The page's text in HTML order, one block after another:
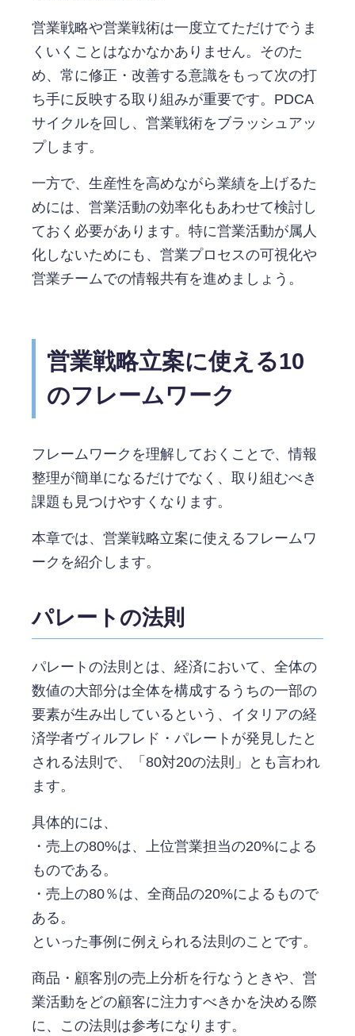
営業戦略や営業戦術は一度立てただけでうま
くいくことはなかなかありません。そのた
め、常に修正・改善する意識をもって次の打
ち手に反映する取り組みが重要です。PDCA
サイクルを回し、営業戦術をブラッシュアッ
プします。
一方で、生産性を高めながら業績を上げるた
めには、営業活動の効率化もあわせて検討し
ておく必要があります。特に営業活動が属人
化しないためにも、営業プロセスの可視化や
営業チームでの情報共有を進めましょう。
営業戦略立案に使える10
のフレームワーク
フレームワークを理解しておくことで、情報
整理が簡単になるだけでなく、取り組むべき
課題も見つけやすくなります。
本章では、営業戦略立案に使えるフレームワ
ークを紹介します。
パレートの法則
パレートの法則とは、経済において、全体の
数値の大部分は全体を構成するうちの一部の
要素が生み出しているという、イタリアの経
済学者ヴィルフレド・パレートが発見したと
される法則で、「80対20の法則」とも言われ
ます。
具体的には、
・売上の80%は、上位営業担当の20%による
ものである。
・売上の80％は、全商品の20%によるもので
ある。
といった事例に例えられる法則のことです。
商品・顧客別の売上分析を行なうときや、営
業活動をどの顧客に注力すべきかを決める際
に、この法則は参考になります。